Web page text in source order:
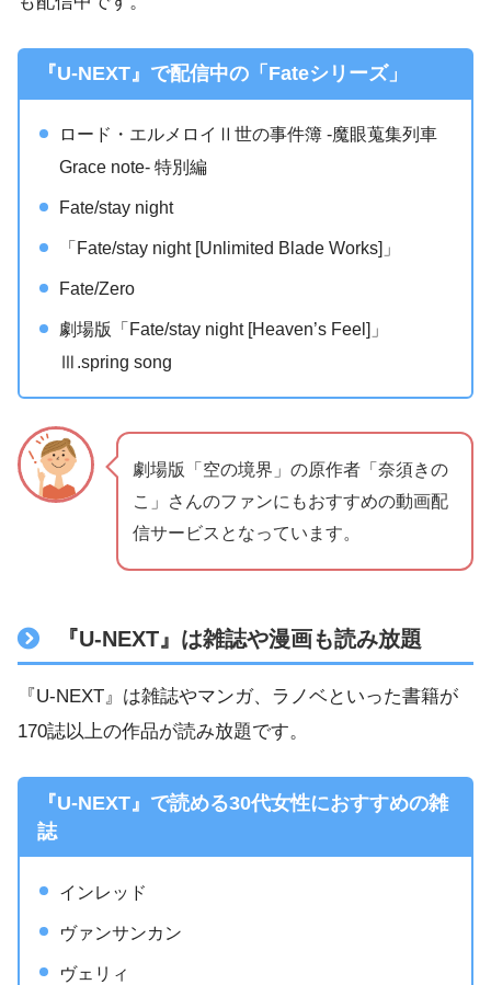
『U-NEXT』で配信中の「Fateシリーズ」
ロード・エルメロイⅡ世の事件簿 -魔眼蒐集列車
Grace note- 特別編
Fate/stay night
「Fate/stay night [Unlimited Blade Works]」
Fate/Zero
劇場版「Fate/stay night [Heaven’s Feel]」
Ⅲ.spring song
劇場版「空の境界」の原作者「奈須きの
こ」さんのファンにもおすすめの動画配
信サービスとなっています。
『U-NEXT』は雑誌や漫画も読み放題
『U-NEXT』は雑誌やマンガ、ラノベといった書籍が
170誌以上の作品が読み放題です。
『U-NEXT』で読める30代女性におすすめの雑
誌
インレッド
ヴァンサンカン
ヴェリィ